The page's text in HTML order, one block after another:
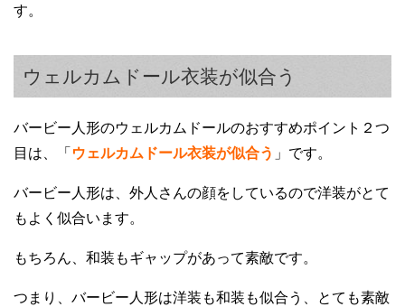
す。
ウェルカムドール衣装が似合う
バービー人形のウェルカムドールのおすすめポイント２つ
目は、「 ウェルカムドール衣装が似合う 」です。
バービー人形は、外人さんの顔をしているので洋装がとて
もよく似合います。
もちろん、和装もギャップがあって素敵です。
つまり、バービー人形は洋装も和装も似合う、とても素敵